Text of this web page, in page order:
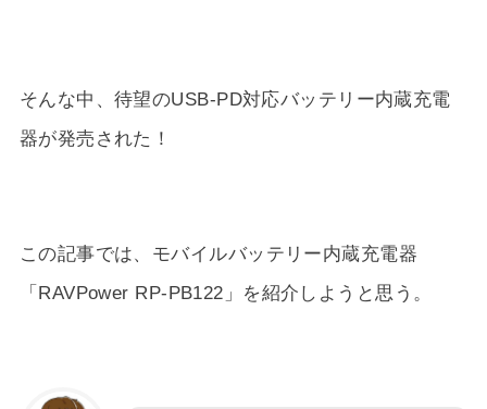
そんな中、待望のUSB-PD対応バッテリー内蔵充電
器が発売された！
この記事では、モバイルバッテリー内蔵充電器
「RAVPower RP-PB122」を紹介しようと思う。